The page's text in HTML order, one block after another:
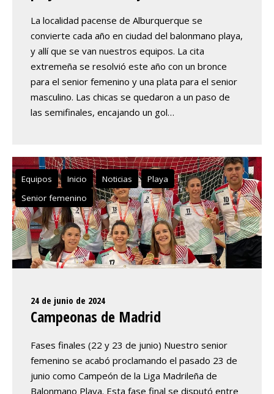
La localidad pacense de Alburquerque se
convierte cada año en ciudad del balonmano playa,
y allí que se van nuestros equipos. La cita
extremeña se resolvió este año con un bronce
para el senior femenino y una plata para el senior
masculino. Las chicas se quedaron a un paso de
las semifinales, encajando un gol…
Equipos Inicio Noticias
Playa
Senior femenino
24 de junio de 2024
Campeonas de Madrid
Fases finales (22 y 23 de junio) Nuestro senior
femenino se acabó proclamando el pasado 23 de
junio como Campeón de la Liga Madrileña de
Balonmano Playa. Esta fase final se disputó entre